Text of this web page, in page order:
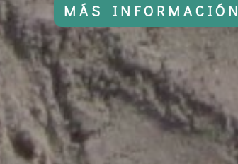
MÁS INFORMACIÓN